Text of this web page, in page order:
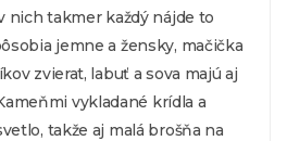
nich takmer každý nájde to
jemne a žensky, mačička
zvierat, labuť a sova majú aj
vykladané krídla a
takže aj malá brošňa na